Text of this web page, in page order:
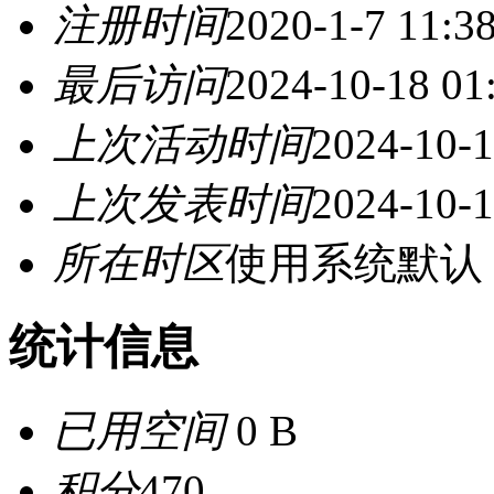
注册时间2020-1-7
最后访问2024-10-18
上次活动时间2024-10-
上次发表时间2024-10-
所在时区使用系统默认
统计信息
已用空间0 B